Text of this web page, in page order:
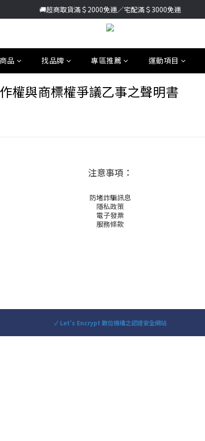
加入新會員送首購金＄100🔥點我註冊➞
🚚超商取貨滿＄2000免運／宅配滿＄3000免運
加入新會員送首購金＄100🔥點我註冊➞
品 找品牌 專區推薦 運動項目
權與商標權爭議乙事之聲明書
注意事項：
防堵詐騙訊息
隱私政策
電子發票
服務條款
✓ Let's Encrypt 數位機構之認證安全網站